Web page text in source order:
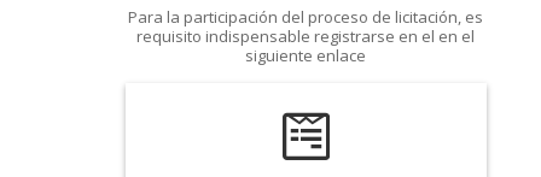
Para la participación del proceso de licitación, es
requisito indispensable registrarse en el en el
siguiente enlace
